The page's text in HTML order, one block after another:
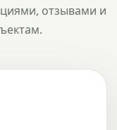
отзывами и